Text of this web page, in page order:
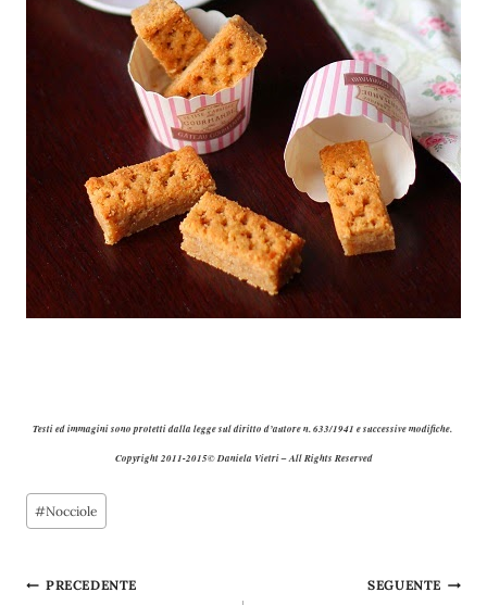
Testi ed immagini sono protetti dalla legge sul diritto d’autore n. 633/1941 e successive modifiche.
Copyright 2011-2015© Daniela Vietri – All Rights Reserved
Tag
articolo:
#Nocciole
Navigazione
PRECEDENTE SEGUENTE